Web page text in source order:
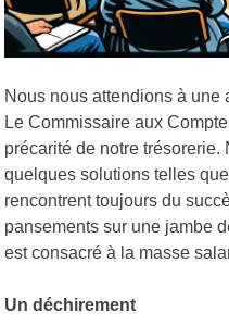
Nous nous attendions à une
Le Commissaire aux
précarité de notre trésorerie.
quelques solutions telles
rencontrent toujours du
pansements sur une jambe
est consacré à la masse
Un déchirement